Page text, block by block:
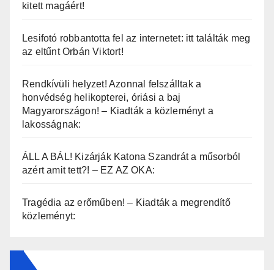
kitett magáért!
Lesifotó robbantotta fel az internetet: itt találták meg
az eltűnt Orbán Viktort!
Rendkívüli helyzet! Azonnal felszálltak a
honvédség helikopterei, óriási a baj
Magyarországon! – Kiadták a közleményt a
lakosságnak:
ÁLL A BÁL! Kizárják Katona Szandrát a műsorból
azért amit tett?! – EZ AZ OKA:
Tragédia az erőműben! – Kiadták a megrendítő
közleményt: